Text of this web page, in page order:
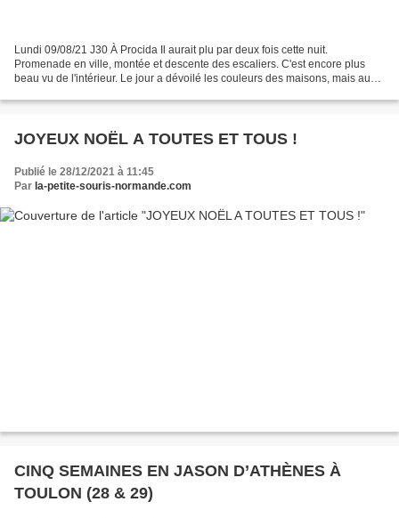
Lundi 09/08/21 J30 À Procida Il aurait plu par deux fois cette nuit.
Promenade en ville, montée et descente des escaliers. C'est encore plus
beau vu de l'intérieur. Le jour a dévoilé les couleurs des maisons, mais aussi
JOYEUX NOËL A TOUTES ET TOUS !
Publié le 28/12/2021 à 11:45
Par la-petite-souris-normande.com
CINQ SEMAINES EN JASON D’ATHÈNES À
TOULON (28 & 29)